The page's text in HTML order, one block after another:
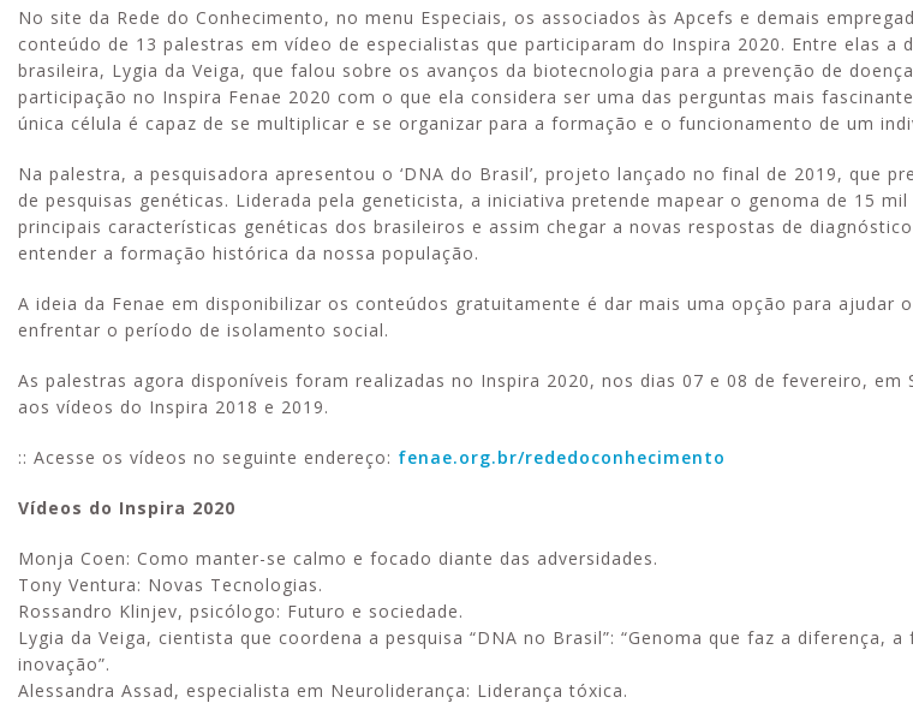
No site da Rede do Conhecimento, no menu Especiais, os associados às Apcefs e demais
conteúdo de 13 palestras em vídeo de especialistas que participaram do Inspira 2020. Entre elas a
brasileira, Lygia da Veiga, que falou sobre os avanços da biotecnologia para a prevenção de
participação no Inspira Fenae 2020 com o que ela considera ser uma das perguntas mais
única célula é capaz de se multiplicar e se organizar para a formação e o funcionamento de um
Na palestra, a pesquisadora apresentou o ‘DNA do Brasil’, projeto lançado no final de 2019, que
de pesquisas genéticas. Liderada pela geneticista, a iniciativa pretende mapear o genoma de 15
principais características genéticas dos brasileiros e assim chegar a novas respostas de
entender a formação histórica da nossa população.
A ideia da Fenae em disponibilizar os conteúdos gratuitamente é dar mais uma opção para ajudar
enfrentar o período de isolamento social.
As palestras agora disponíveis foram realizadas no Inspira 2020, nos dias 07 e 08 de fevereiro, em
aos vídeos do Inspira 2018 e 2019.
:: Acesse os vídeos no seguinte endereço: fenae.org.br/rededoconhecimento
Vídeos do Inspira 2020
Monja Coen: Como manter-se calmo e focado diante das adversidades.
Tony Ventura: Novas Tecnologias.
Rossandro Klinjev, psicólogo: Futuro e sociedade.
Lygia da Veiga, cientista que coordena a pesquisa “DNA no Brasil”: “Genoma que faz a diferença,
inovação”.
Alessandra Assad, especialista em Neuroliderança: Liderança tóxica.